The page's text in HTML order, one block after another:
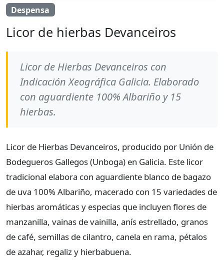
Despensa
Licor de hierbas Devanceiros
Licor de Hierbas Devanceiros con
Indicación Xeográfica Galicia. Elaborado
con aguardiente 100% Albariño y 15
hierbas.
Licor de Hierbas Devanceiros, producido por Unión de
Bodegueros Gallegos (Unboga) en Galicia. Este licor
tradicional elabora con aguardiente blanco de bagazo
de uva 100% Albariño, macerado con 15 variedades de
hierbas aromáticas y especias que incluyen flores de
manzanilla, vainas de vainilla, anís estrellado, granos
de café, semillas de cilantro, canela en rama, pétalos
de azahar, regaliz y hierbabuena.